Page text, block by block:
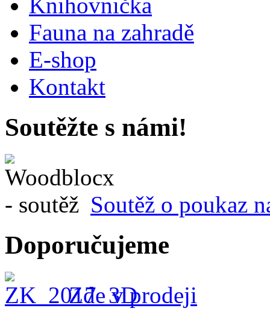
Knihovnička
Fauna na zahradě
E-shop
Kontakt
Soutěžte s námi!
Soutěž o poukaz
Doporučujeme
Zde v prodeji